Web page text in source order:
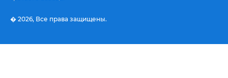
� 2026, Все права защищены.